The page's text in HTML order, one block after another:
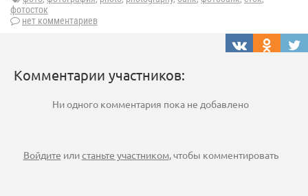
фотосток
нет комментариев
Комментарии участников:
Ни одного комментария пока не добавлено
Войдите илистаньте участником, чтобы комментировать